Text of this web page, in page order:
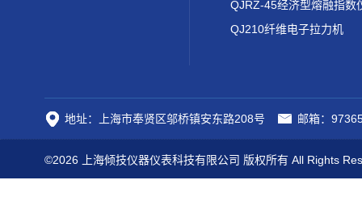
QJRZ-45经济型熔融指数
QJ210纤维电子拉力机
地址：上海市奉贤区邬桥镇安东路208号 邮箱：
©2026 上海倾技仪器仪表科技有限公司 版权所有 All Rights